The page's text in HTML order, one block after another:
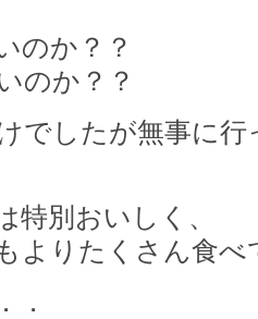
のか？？
のか？？
でしたが無事に行
特別おいしく、
よりたくさん食べ
．